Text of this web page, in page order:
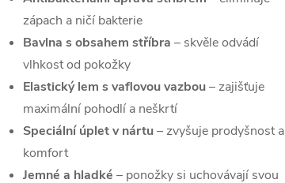
zápach a ničí bakterie
Bavlna s obsahem stříbra – skvěle odvádí
vlhkost od pokožky
Elastický lem s vaflovou vazbou– zajišťuje
maximální pohodlí a neškrtí
Speciální úplet v nártu– zvyšuje prodyšnost a
komfort
Jemné a hladké – ponožky si uchovávají svou